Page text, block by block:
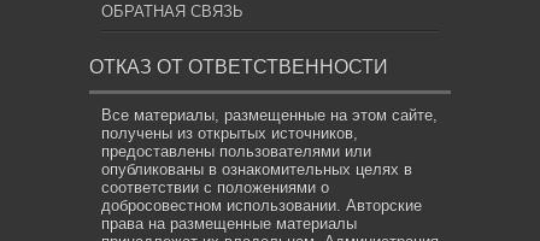
ОБРАТНАЯ СВЯЗЬ
ОТКАЗ ОТ ОТВЕТСТВЕННОСТИ
Все материалы, размещенные на этом сайте,
получены из открытых источников,
предоставлены пользователями или
опубликованы в ознакомительных целях в
соответствии с положениями о
добросовестном использовании. Авторские
права на размещенные материалы